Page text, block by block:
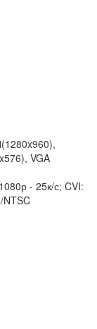
VGA
- 25к/с; CVI:
NTSC